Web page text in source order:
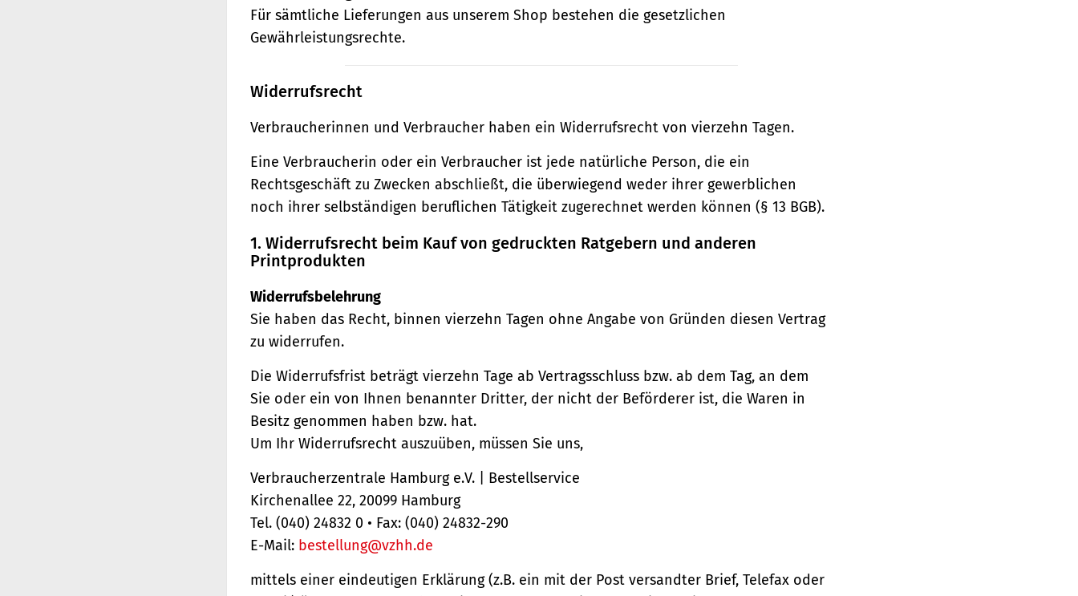
Für sämtliche Lieferungen aus unserem Shop bestehen die gesetzlichen
Gewährleistungsrechte.
Widerrufsrecht
Verbraucherinnen und Verbraucher haben ein Widerrufsrecht von vierzehn Tagen.
Eine Verbraucherin oder ein Verbraucher ist jede natürliche Person, die ein
Rechtsgeschäft zu Zwecken abschließt, die überwiegend weder ihrer gewerblichen
noch ihrer selbständigen beruflichen Tätigkeit zugerechnet werden können (§ 13 BGB).
1. Widerrufsrecht beim Kauf von gedruckten Ratgebern und anderen
Printprodukten
Widerrufsbelehrung
Sie haben das Recht, binnen vierzehn Tagen ohne Angabe von Gründen diesen Vertrag
zu widerrufen.
Die Widerrufsfrist beträgt vierzehn Tage ab Vertragsschluss bzw. ab dem Tag, an dem
Sie oder ein von Ihnen benannter Dritter, der nicht der Beförderer ist, die Waren in
Besitz genommen haben bzw. hat.
Um Ihr Widerrufsrecht auszuüben, müssen Sie uns,
Verbraucherzentrale Hamburg e.V. | Bestellservice
Kirchenallee 22, 20099 Hamburg
Tel. (040) 24832 0 • Fax: (040) 24832-290
E-Mail: bestellung@vzhh.de
mittels einer eindeutigen Erklärung (z.B. ein mit der Post versandter Brief, Telefax oder